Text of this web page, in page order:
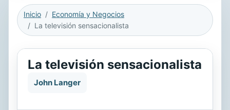
Inicio
Economía y Negocios
La televisión sensacionalista
La televisión sensacionalista
John Langer